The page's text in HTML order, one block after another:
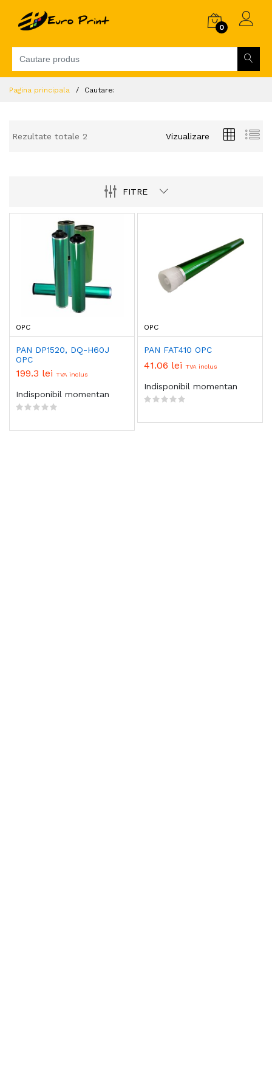
0
Pagina principala Cautare:
Rezultate totale 2 Vizualizare
FITRE
OPC
PAN DP1520, DQ-H60J
OPC
199.3 lei TVA inclus
Indisponibil momentan
OPC
PAN FAT410 OPC
41.06 lei TVA inclus
Indisponibil momentan